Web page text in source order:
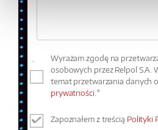
Wyrażam zgodę na
osobowych przez Relpol S.A.
temat przetwarzania danych
prywatności. *
Zapoznałem z treścią Polityki